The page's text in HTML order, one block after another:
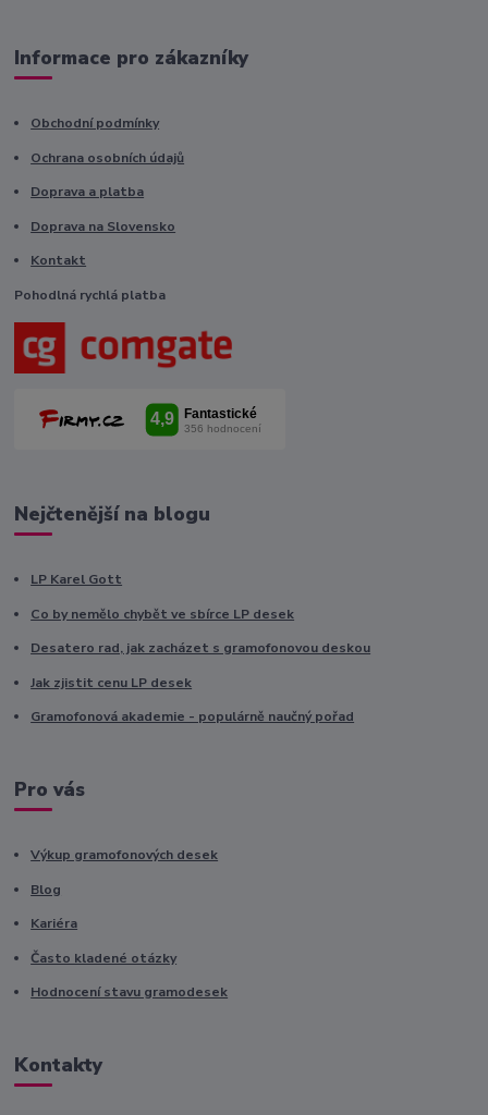
Informace pro zákazníky
Obchodní podmínky
Ochrana osobních údajů
Doprava a platba
Doprava na Slovensko
Kontakt
Pohodlná rychlá platba
Nejčtenější na blogu
LP Karel Gott
Co by nemělo chybět ve sbírce LP desek
Desatero rad, jak zacházet s gramofonovou deskou
Jak zjistit cenu LP desek
Gramofonová akademie - populárně naučný pořad
Pro vás
Výkup gramofonových desek
Blog
Kariéra
Často kladené otázky
Hodnocení stavu gramodesek
Kontakty